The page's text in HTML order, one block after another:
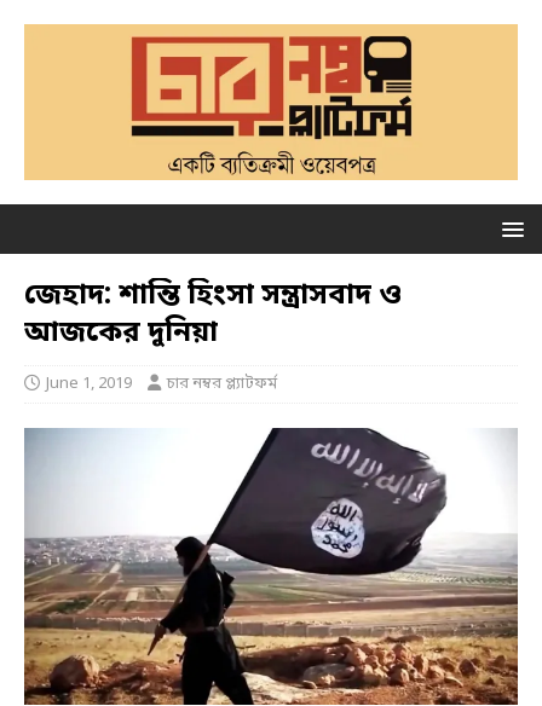
জেহাদ: শান্তি হিংসা সন্ত্রাসবাদ ও
আজকের দুনিয়া
June 1, 2019 চার নম্বর প্ল্যাটফর্ম